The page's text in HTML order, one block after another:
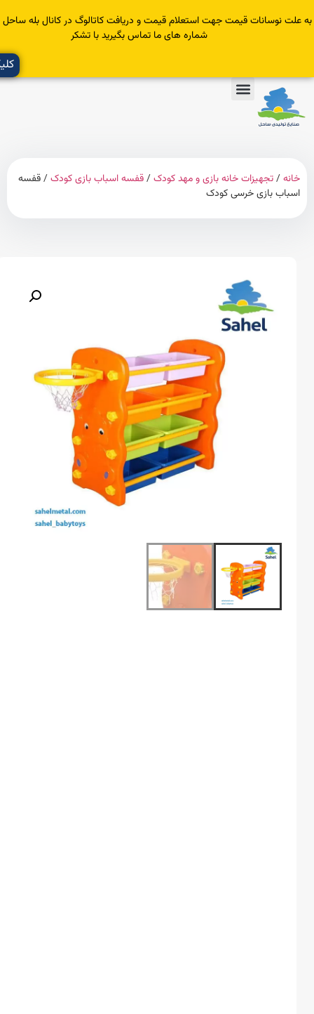
قیمت جهت استعلام قیمت و دریافت کاتالوگ در کانال بله ساحل عضو یا با
شماره های ما تماس بگیرید با تشکر
کلیک کنید
تجهیزات خانه بازی و مهد کودک/قفسه اسباب بازی کودک/ قفسه
بازی خرسی کودک